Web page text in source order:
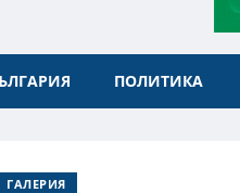
ПОЛИТИКА
ГАЛЕРИЯ